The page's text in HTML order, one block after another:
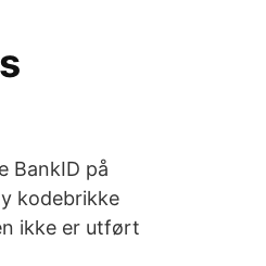
BankID på
kodebrikke
ikke er utført